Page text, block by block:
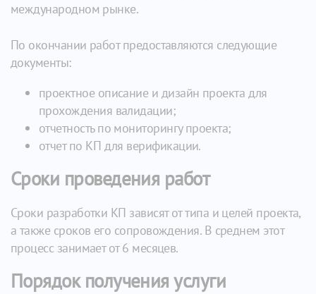
международном рынке.
По окончании работ предоставляются следующие
документы:
проектное описание и дизайн проекта для
прохождения валидации;
отчетность по мониторингу проекта;
отчет по КП для верификации.
Сроки проведения работ
Сроки разработки КП зависят от типа и целей проекта,
а также сроков его сопровождения. В среднем этот
процесс занимает от 6 месяцев.
Порядок получения услуги